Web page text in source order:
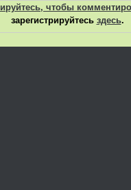
чтобы
зарегистрируйтесь здесь.